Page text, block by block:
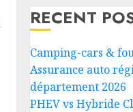
RECENT
Camping-cars &
Assurance auto
département 2026
PHEV vs Hybride